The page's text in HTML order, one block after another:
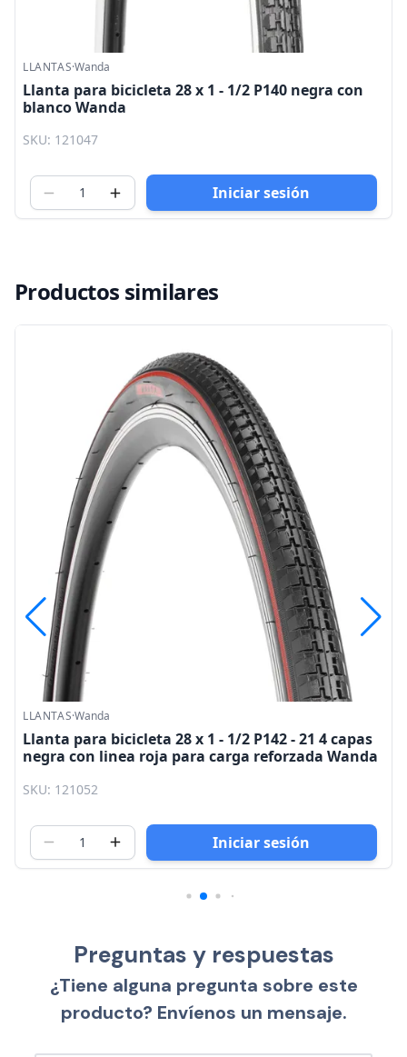
LLANTAS·Wanda
Llanta para bicicleta 28 x 1 - 1/2 P140 negra con
blanco Wanda
SKU: 121047
Iniciar sesión
Productos similares
LLANTAS·Wanda
Llanta para bicicleta 28 x 1 - 1/2 P142 - 21 4 capas
negra con linea roja para carga reforzada Wanda
SKU: 121052
Iniciar sesión
Preguntas y respuestas
¿Tiene alguna pregunta sobre este
producto? Envíenos un mensaje.